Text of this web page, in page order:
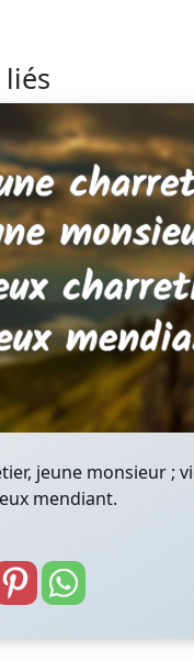
liés
jeune monsieur ;
mendiant.